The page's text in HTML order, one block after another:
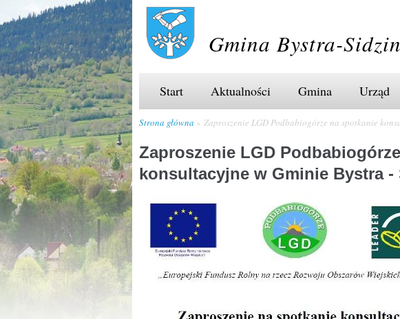
Gmina Bystra-
Start Aktualności Gmina Urząd
Strona główna Zaproszenie LGD Podbabiogórze na spotkanie
Zaproszenie LGD
konsultacyjne w Gminie Bystra -